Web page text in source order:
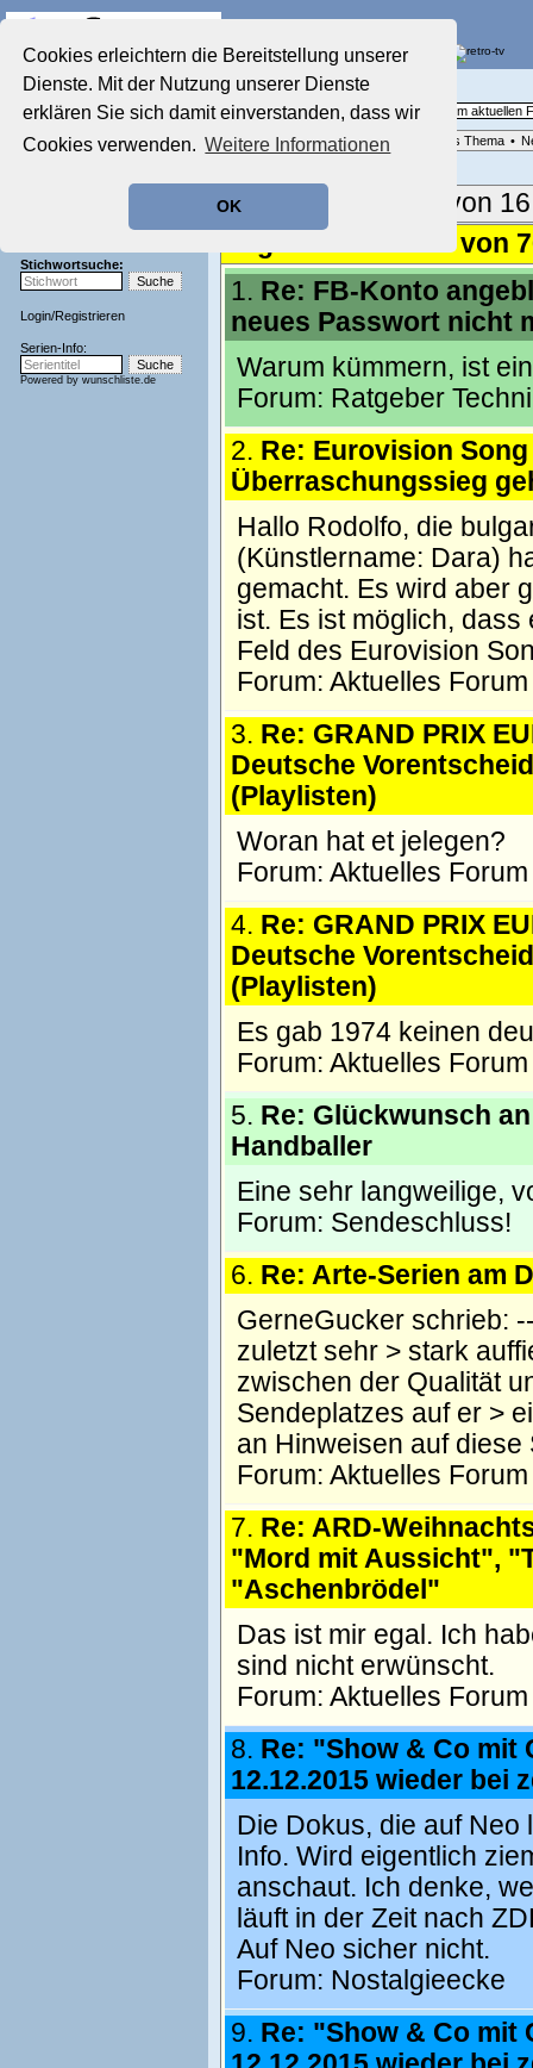
Cookies erleichtern die Bereitstellung unserer
Dienste. Mit der Nutzung unserer Dienste
erklären Sie sich damit einverstanden, dass wir
Cookies verwenden. Weitere Informationen
OK
Startseite
Aktuelles Forum
Film-Forum
Zeichentrick-Forum
Stichwortsuche:
Login/Registrieren
Serien-Info:
Powered by wunschliste.de
Aktuelles Forum
Fragen, Antworten und Meinungen zum aktuellen
Forenliste • Themenübersicht Neues Thema •
Aktuelle Seite:
1 von 16
Ergebnisse 1 - 50 von
1. Re: FB-Konto
neues Passwort nicht
Warum kümmern, ist
Forum: Ratgeber
2. Re: Eurovision
Überraschungssieg
Hallo Rodolfo, die
(Künstlername: Dara)
gemacht. Es wird aber
ist. Es ist möglich,
Feld des Eurovision
Forum: Aktuelles Forum
3. Re: GRAND PRIX
Deutsche
(Playlisten)
Woran hat et jelegen?
Forum: Aktuelles Forum
4. Re: GRAND PRIX
Deutsche
(Playlisten)
Es gab 1974 keinen
Forum: Aktuelles Forum
5. Re: Glückwunsch
Handballer
Eine sehr langweilige,
Forum: Sendeschluss!
6. Re: Arte-Serien am
GerneGucker schrieb:
zuletzt sehr > stark
zwischen der Qualität
Sendeplatzes auf er >
an Hinweisen auf
Forum: Aktuelles Forum
7. Re: ARD-
"Mord mit Aussicht",
"Aschenbrödel"
Das ist mir egal. Ich
sind nicht erwünscht.
Forum: Aktuelles Forum
8. Re: "Show & Co mit
12.12.2015 wieder bei
Die Dokus, die auf Neo
Info. Wird eigentlich
anschaut. Ich denke,
läuft in der Zeit nach
Auf Neo sicher nicht.
Forum: Nostalgieecke
9. Re: "Show & Co mit